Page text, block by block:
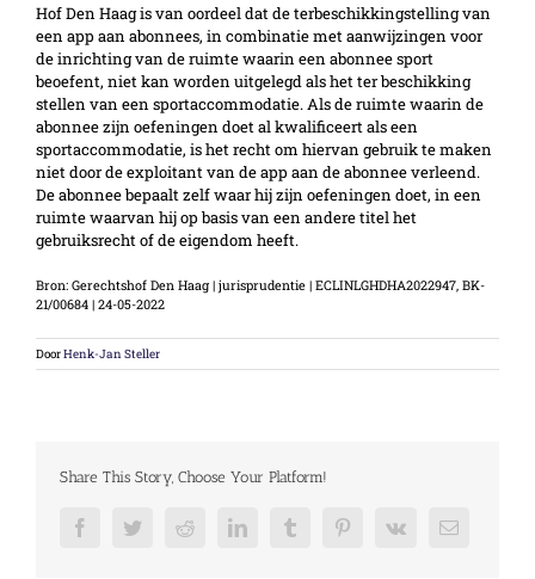
Hof Den Haag is van oordeel dat de terbeschikkingstelling van
een app aan abonnees, in combinatie met aanwijzingen voor
de inrichting van de ruimte waarin een abonnee sport
beoefent, niet kan worden uitgelegd als het ter beschikking
stellen van een sportaccommodatie. Als de ruimte waarin de
abonnee zijn oefeningen doet al kwalificeert als een
sportaccommodatie, is het recht om hiervan gebruik te maken
niet door de exploitant van de app aan de abonnee verleend.
De abonnee bepaalt zelf waar hij zijn oefeningen doet, in een
ruimte waarvan hij op basis van een andere titel het
gebruiksrecht of de eigendom heeft.
Bron: Gerechtshof Den Haag | jurisprudentie | ECLINLGHDHA2022947, BK-
21/00684 | 24-05-2022
DoorHenk-Jan Steller
Share This Story, Choose Your Platform!
FacebookTwitterRedditLinkedInTumblr PinterestVk
E-